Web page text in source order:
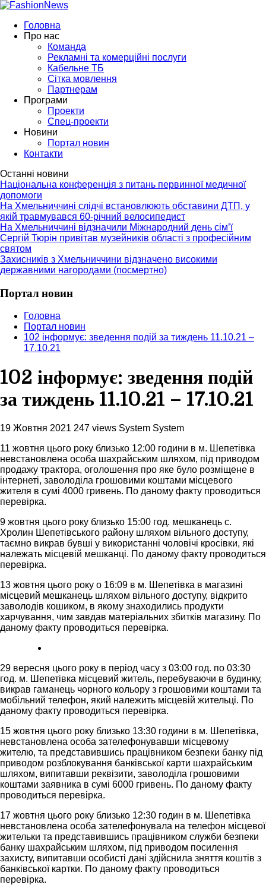
Головна
Про нас
Команда
Рекламні та комерційні послуги
Кабельне ТБ
Сітка мовлення
Партнерам
Програми
Проекти
Спец-проекти
Новини
Портал новин
Контакти
Останні новини
Національна конференція з питань первинної медичної
допомоги
На Хмельниччині слідчі встановлюють обставини ДТП, у
якій травмувався 60-річний велосипедист
На Хмельниччині відзначили Міжнародний день сім’ї
Сергій Тюрін привітав музейників області з професійним
святом
Захисників з Хмельниччини відзначено високими
державними нагородами (посмертно)
Портал новин
Головна
Портал новин
102 інформує: зведення подій за тиждень 11.10.21 –
17.10.21
102 інформує: зведення подій
за тиждень 11.10.21 – 17.10.21
19 Жовтня 2021 247 views System System
11 жовтня цього року близько 12:00 години в м. Шепетівка
невстановлена особа шахрайським шляхом, під приводом
продажу трактора, оголошення про яке було розміщене в
інтернеті, заволоділа грошовими коштами місцевого
жителя в сумі 4000 гривень. По даному факту проводиться
перевірка.
9 жовтня цього року близько 15:00 год. мешканець с.
Хролин Шепетівського району шляхом вільного доступу,
таємно викрав бувші у використанні чоловічі кросівки, які
належать місцевій мешканці. По даному факту проводиться
перевірка.
13 жовтня цього року о 16:09 в м. Шепетівка в магазині
місцевий мешканець шляхом вільного доступу, відкрито
заволодів кошиком, в якому знаходились продукти
харчування, чим завдав матеріальних збитків магазину. По
даному факту проводиться перевірка.
29 вересня цього року в період часу з 03:00 год. по 03:30
год. м. Шепетівка місцевий житель, перебуваючи в будинку,
викрав гаманець чорного кольору з грошовими коштами та
мобільний телефон, який належить місцевій жительці. По
даному факту проводиться перевірка.
15 жовтня цього року близько 13:30 години в м. Шепетівка,
невстановлена особа зателефонувавши місцевому
жителю, та представившись працівником безпеки банку під
приводом розблокування банківської карти шахрайським
шляхом, випитавши реквізити, заволоділа грошовими
коштами заявника в сумі 6000 гривень. По даному факту
проводиться перевірка.
17 жовтня цього року близько 12:30 годин в м. Шепетівка
невстановлена особа зателефонувала на телефон місцевої
жительки та представившись працівником служби безпеки
банку шахрайським шляхом, під приводом посилення
захисту, випитавши особисті дані здійснила зняття коштів з
банківської картки. По даному факту проводиться
перевірка.